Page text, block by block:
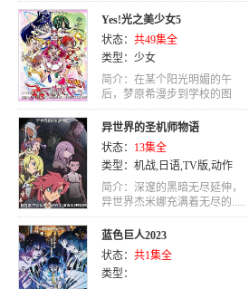
Yes!光之美少女5
状态： 共49集全
类型： 少女
简介：在某个阳光明媚的午
后，梦原希漫步到学校的图
书.....
异世界的圣机师物语
状态： 13集全
类型： 机战, 日语,TV版,动作
简介：深邃的黑暗无尽延伸，
异世界杰米娜充满着无尽的.....
蓝色巨人2023
状态： 共1集全
类型：